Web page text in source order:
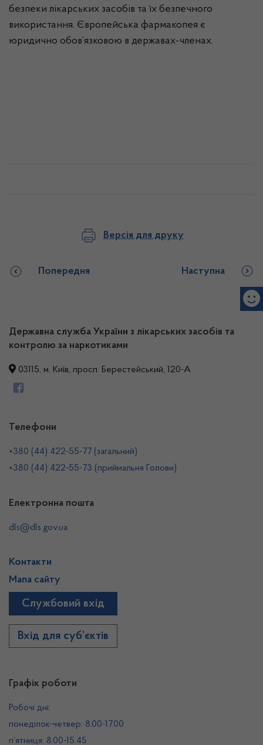
безпеки лікарських засобів та їх безпечного
використання. Європейська фармакопея є
юридично обов’язковою в державах-членах.
Версія для друку
Попередня Наступна
Державна служба України з лікарських засобів та
контролю за наркотиками
03115, м. Київ, просп. Берестейський, 120-А
Графік роботи
Робочі дні:
понеділок-четвер: 8.00-17.00
п’ятниця: 8.00-15.45
Телефони
+380 (44) 422-55-77 (загальний)
+380 (44) 422-55-73 (приймальня Голови)
Електронна пошта
dls@dls.gov.ua
Контакти
Мапа сайту
Службовий вхід
Вхід для суб’єктів